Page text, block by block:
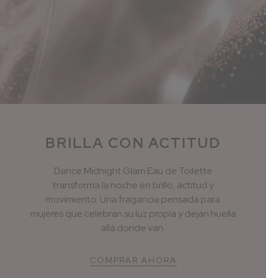
BRILLA CON ACTITUD
Dance Midnight Glam Eau de Toilette
transforma la noche en brillo, actitud y
movimiento. Una fragancia pensada para
mujeres que celebran su luz propia y dejan huella
allá donde van.
COMPRAR AHORA